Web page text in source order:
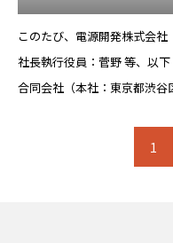
このたび、電源開発株式会
社長執行役員：菅野 等、以
合同会社（本社：東京都渋谷
1